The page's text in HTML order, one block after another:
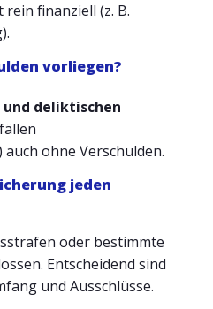
finanziell (z. B.
vorliegen?
deliktischen
ohne Verschulden.
jeden
oder bestimmte
Entscheidend sind
und Ausschlüsse.